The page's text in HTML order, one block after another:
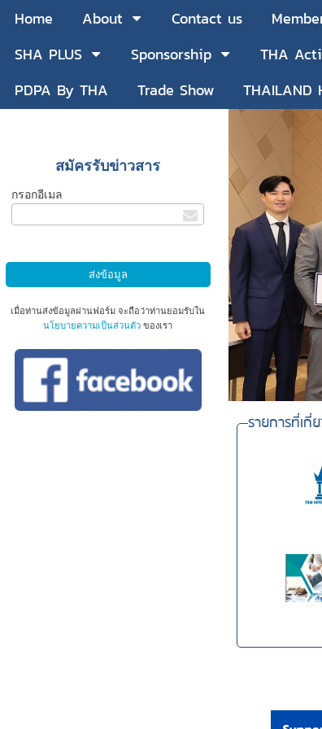
Home About Contact us
SHA PLUS
Sponsorship THA
PDPA By THA
Trade Show THAILAND
สมัครรับข่าวสาร
กรอกอีเมล
เมื่อท่านส่งข้อมูลผ่านฟอร์ม จะถือว่าท่านยอมรับใน
นโยบายความเป็นส่วนตัว ของเรา
รายการที่เกี่